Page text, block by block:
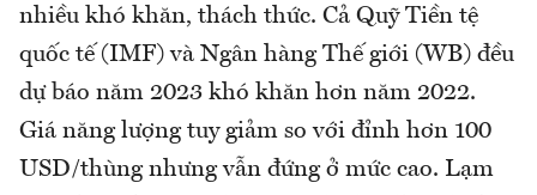
nhiều khó khăn, thách thức. Cả Quỹ Tiền tệ
quốc tế (IMF) và Ngân hàng Thế giới (WB) đều
dự báo năm 2023 khó khăn hơn năm 2022.
Giá năng lượng tuy giảm so với đỉnh hơn 100
USD/thùng nhưng vẫn đứng ở mức cao. Lạm